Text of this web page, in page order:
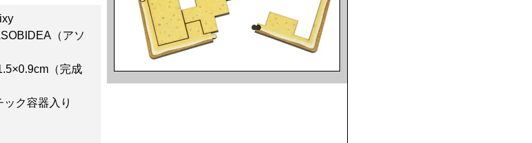
（アソ
（完成
ク容器入り